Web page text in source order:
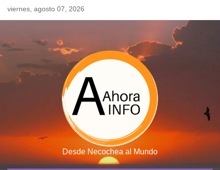
Skipviernes, agosto 07, 2026
Desde Necochea al Mundo